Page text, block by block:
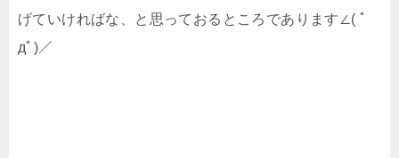
げていければな、と思っておるところであります∠( ﾟ
дﾟ)／